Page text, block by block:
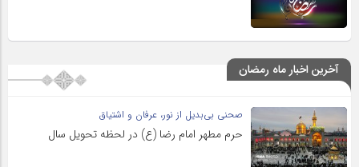
آخرین اخبار ماه رمضان
صحنی بی‌بدیل از نور، عرفان و اشتیاق
حرم مطهر امام رضا (ع) در لحظه تحویل سال